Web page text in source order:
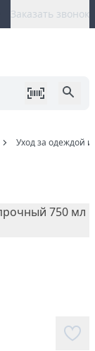
Заказать звонок
Уход за одеждой